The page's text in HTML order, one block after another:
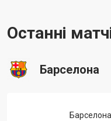
Останні
Барселона
Барселона